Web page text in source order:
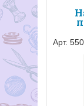
Арт.